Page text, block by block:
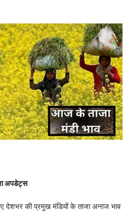
अपडेट्स
देशभर की प्रमुख मंडियों के ताजा अनाज भाव